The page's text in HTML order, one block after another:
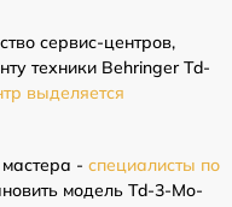
сервис-центров,
техники Behringer Td-
выделяется
- специалисты по
модель Td-3-Mo-